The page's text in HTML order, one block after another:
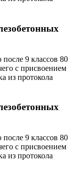
9 классов 80
с присвоением
из протокола
9 классов 80
с присвоением
из протокола